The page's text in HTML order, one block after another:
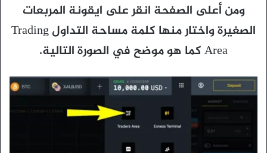
ومن أعلى الصفحة انقر على ايقونة المربعات
الصغيرة واختار منها كلمة مساحة التداول Trading
Area كما هو موضح في الصورة التالية.